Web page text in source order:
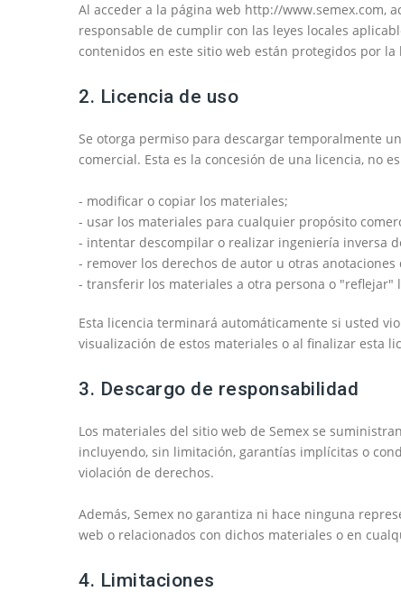
Al acceder a la página web http://www.semex.com,
responsable de cumplir con las leyes locales
contenidos en este sitio web están protegidos por
2. Licencia de uso
Se otorga permiso para descargar temporalmente
comercial. Esta es la concesión de una licencia, no
- modificar o copiar los materiales;
- usar los materiales para cualquier propósito
- intentar descompilar o realizar ingeniería inversa
- remover los derechos de autor u otras
- transferir los materiales a otra persona o
Esta licencia terminará automáticamente si usted
visualización de estos materiales o al finalizar esta
3. Descargo de responsabilidad
Los materiales del sitio web de Semex se
incluyendo, sin limitación, garantías implícitas o
violación de derechos.
Además, Semex no garantiza ni hace ninguna
web o relacionados con dichos materiales o en
4. Limitaciones